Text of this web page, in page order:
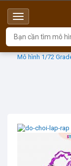
Menu
Top
Sản phẩm
Mô hình 1/72